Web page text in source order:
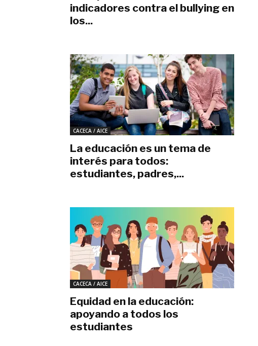
indicadores contra el bullying en
los...
CACECA / AICE
La educación es un tema de
interés para todos:
estudiantes, padres,...
CACECA / AICE
Equidad en la educación:
apoyando a todos los
estudiantes